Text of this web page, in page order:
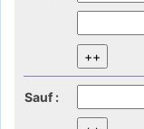
Sauf :